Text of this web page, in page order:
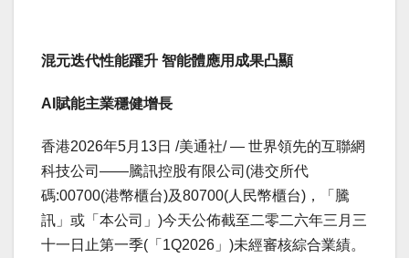
混元迭代性能躍升 智能體應用成果凸顯
AI 賦能主業穩健增長
香港2026年5月13日 /美通社/ — 世界領先的互聯網
科技公司——騰訊控股有限公司(港交所代
碼:00700(港幣櫃台)及80700(人民幣櫃台)，「騰
訊」或「本公司」)今天公佈截至二零二六年三月三
十一日止第一季(「1Q2026」)未經審核綜合業績。